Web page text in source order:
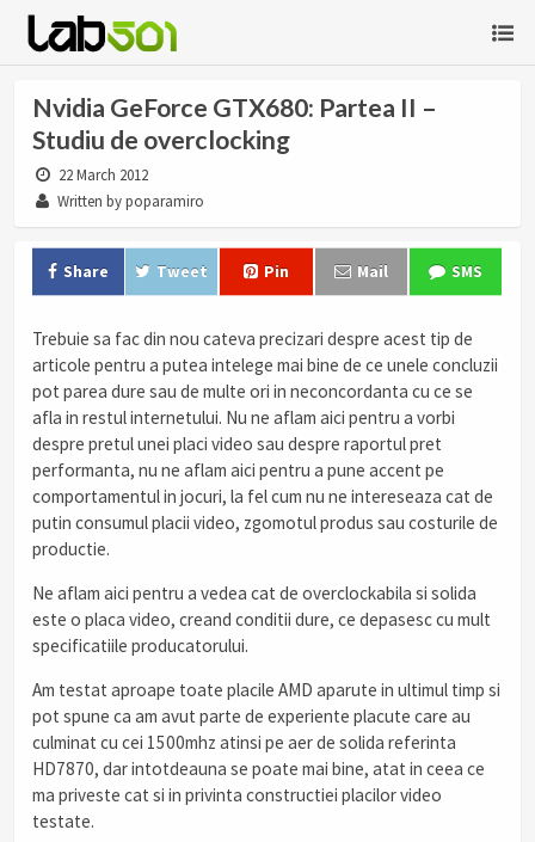
Nvidia GeForce GTX680: Partea II –
Studiu de overclocking
22 March 2012
Written by poparamiro
Share Tweet Pin Mail SMS
Trebuie sa fac din nou cateva precizari despre acest tip de
articole pentru a putea intelege mai bine de ce unele concluzii
pot parea dure sau de multe ori in neconcordanta cu ce se
afla in restul internetului. Nu ne aflam aici pentru a vorbi
despre pretul unei placi video sau despre raportul pret
performanta, nu ne aflam aici pentru a pune accent pe
comportamentul in jocuri, la fel cum nu ne intereseaza cat de
putin consumul placii video, zgomotul produs sau costurile de
productie.
Ne aflam aici pentru a vedea cat de overclockabila si solida
este o placa video, creand conditii dure, ce depasesc cu mult
specificatiile producatorului.
Am testat aproape toate placile AMD aparute in ultimul timp si
pot spune ca am avut parte de experiente placute care au
culminat cu cei 1500mhz atinsi pe aer de solida referinta
HD7870, dar intotdeauna se poate mai bine, atat in ceea ce
ma priveste cat si in privinta constructiei placilor video
testate.